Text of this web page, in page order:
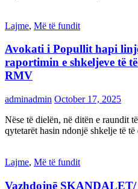
Lajme, Më të fundit
Avokati i Popullit hapi
raportimin e shkeljeve të
RMV
adminadmin October 17, 2025
Nëse të dielën, në ditën e raundit
qytetarët hasin ndonjë shkelje të
Lajme, Më të fundit
Vazhdojnē